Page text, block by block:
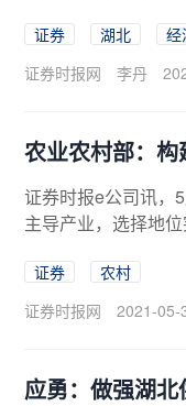
证券 湖北
经
证券时报网
李丹
农业农村部：
证券时报e公司讯，
主导产业，选择地
证券
农村
证券时报网
2021-05-
应勇：做强湖